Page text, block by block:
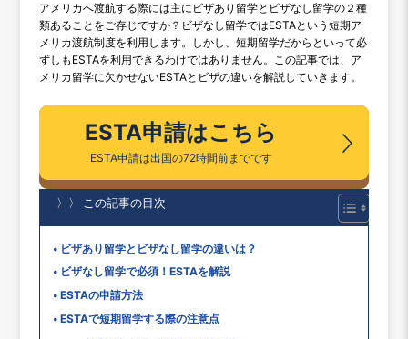
アメリカへ渡航する際には主にビザあり留学とビザなし留学の２種
類あることをご存じですか？ビザなし留学ではESTAという短期ア
メリカ渡航制度を利用します。しかし、短期留学だからといって必
ずしもESTAを利用できるわけではありません。この記事では、ア
メリカ留学に欠かせないESTAとビザの違いを解説していきます。
ESTA申請はこちら
ESTA申請は出国の72時間前までです
〉〉 この記事の目次
ビザあり留学とビザなし留学の違いは？
ビザなし留学で必須！ESTAを解説
ESTAの申請方法
ESTAで短期留学する際の注意点